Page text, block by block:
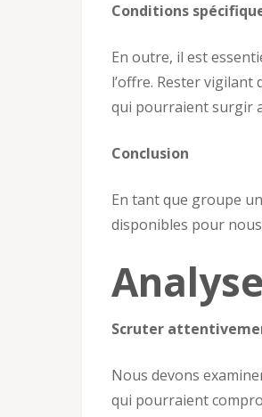
Conditions
En outre, il est
l’offre. Rester
qui pourraient surgir
Conclusion
En tant que groupe
disponibles pour
Scruter
Nous devons
qui pourraient